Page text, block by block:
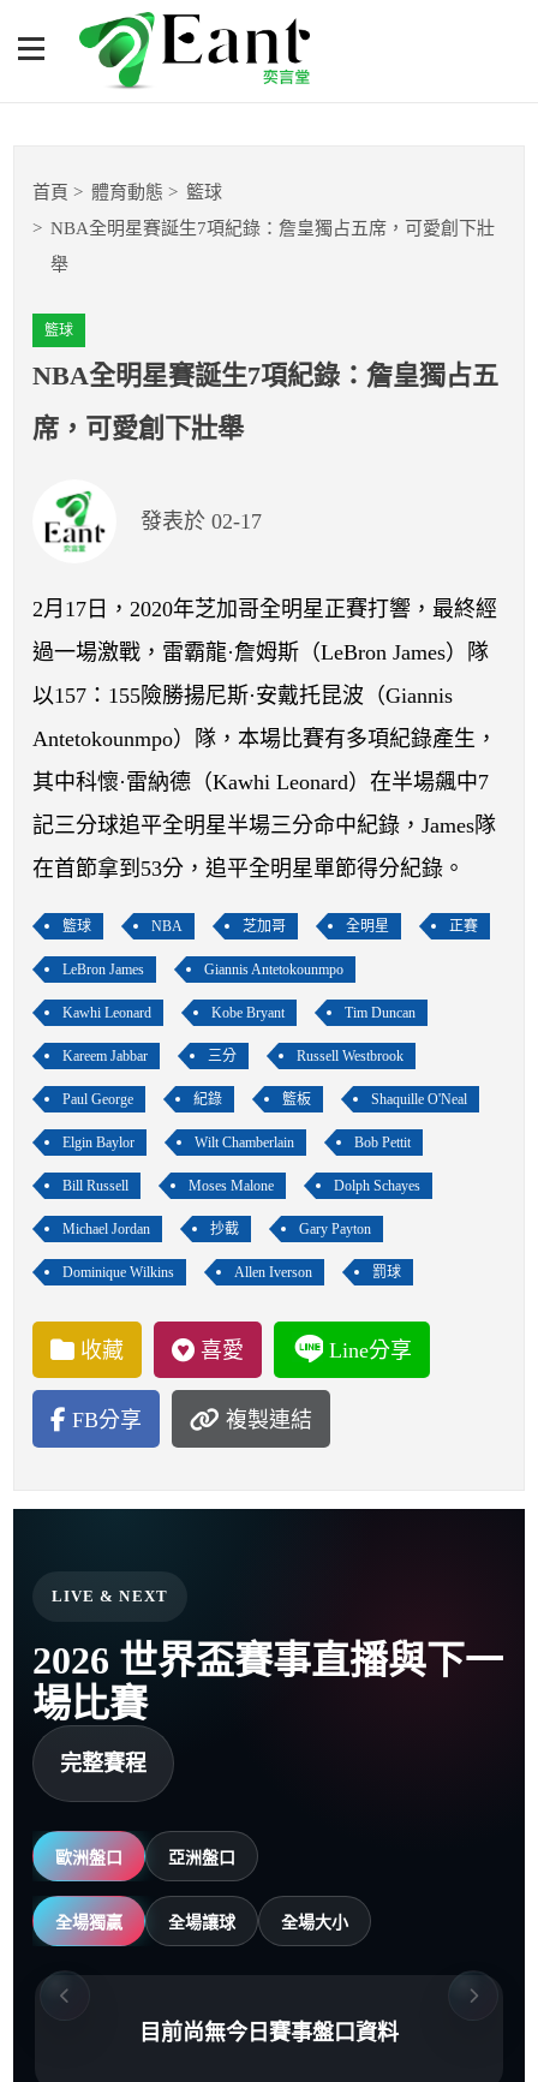
NBA全明星賽誕生7項紀
錄：詹皇獨占五席，可愛創
籃球
棒球
球隊數據
開賽列表
運彩教學專區
首頁 體育動態
籃球
NBA全明星賽誕生7項紀錄：詹皇獨占五席，可愛創下壯
舉
籃球
NBA全明星賽誕生7項紀錄：詹皇獨占五
席，可愛創下壯舉
發表於 02-17
2月17日，2020年芝加哥全明星正賽打響，最終經
過一場激戰，雷霸龍·詹姆斯（LeBron James）隊
以157：155險勝揚尼斯·安戴托昆波（Giannis
Antetokounmpo）隊，本場比賽有多項紀錄產生，
其中科懷·雷納德（Kawhi Leonard）在半場飆中7
記三分球追平全明星半場三分命中紀錄，James隊
在首節拿到53分，追平全明星單節得分紀錄。
籃球 NBA 芝加哥 全明星 正賽
LeBron James Giannis Antetokounmpo
Kawhi Leonard Kobe Bryant Tim Duncan
Kareem Jabbar 三分 Russell Westbrook
Paul George 紀錄 籃板 Shaquille O'Neal
Elgin Baylor Wilt Chamberlain Bob Pettit
Bill Russell Moses Malone Dolph Schayes
Michael Jordan 抄截 Gary Payton
Dominique Wilkins Allen Iverson 罰球
收藏 喜愛 Line分享
FB分享 複製連結
LIVE & NEXT
2026 世界盃賽事直播與下一
場比賽
完整賽程
歐洲盤口 亞洲盤口
全場獨贏 全場讓球 全場大小
目前尚無今日賽事盤口資料